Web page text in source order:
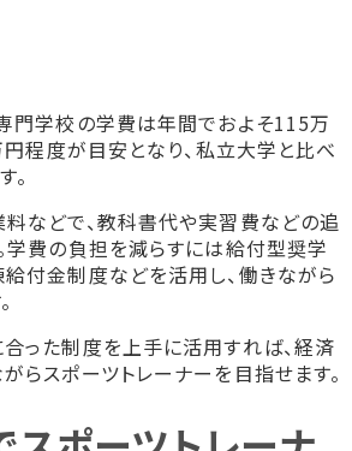
門学校の学費は年間でおよそ115万
程度が目安となり、私立大学と比べ
。
などで、教科書代や実習費などの追
学費の負担を減らすには給付型奨学
付金制度などを活用し、働きながら
った制度を上手に活用すれば、経済
らスポーツトレーナーを目指せます。